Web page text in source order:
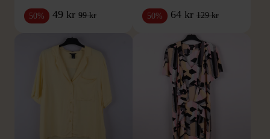
50% 49 kr 99 kr 50% 64 kr 129 kr